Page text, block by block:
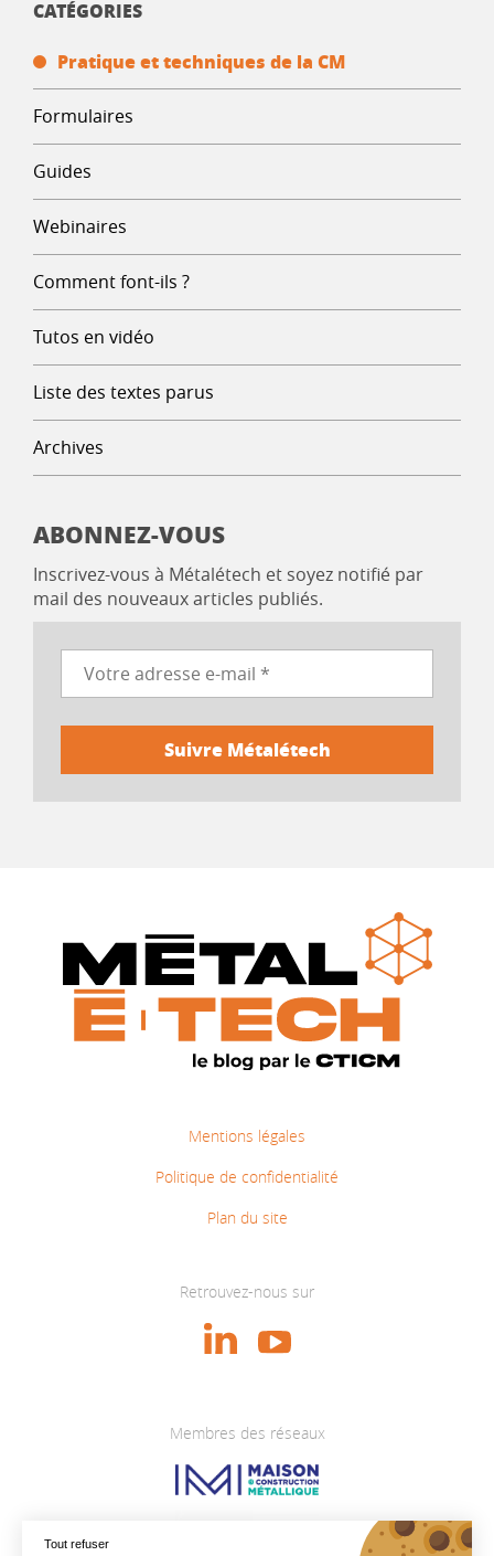
CATÉGORIES
Pratique et techniques de la CM
Formulaires
Guides
Webinaires
Comment font-ils ?
Tutos en vidéo
Liste des textes parus
Archives
ABONNEZ-VOUS
Inscrivez-vous à Métalétech et soyez notifié par
mail des nouveaux articles publiés.
Mentions légales
Politique de confidentialité
Plan du site
Retrouvez-nous sur
Membres des réseaux
Tout refuser